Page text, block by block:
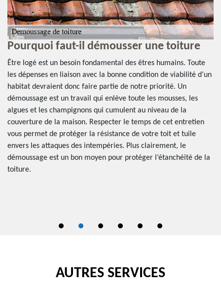
Pourquoi faut-il démousser une toiture
Être logé est un besoin fondamental des êtres humains. Toute
les dépenses en liaison avec la bonne condition de viabilité d’un
habitat devraient donc faire partie de notre priorité. Un
démoussage est un travail qui enlève toute les mousses, les
algues et les champignons qui cumulent au niveau de la
couverture de la maison. Respecter le temps de cet entretien
vous permet de protéger la résistance de votre toit et tuile
envers les attaques des intempéries. Plus clairement, le
démoussage est un bon moyen pour protéger l’étanchéité de la
toiture.
AUTRES SERVICES